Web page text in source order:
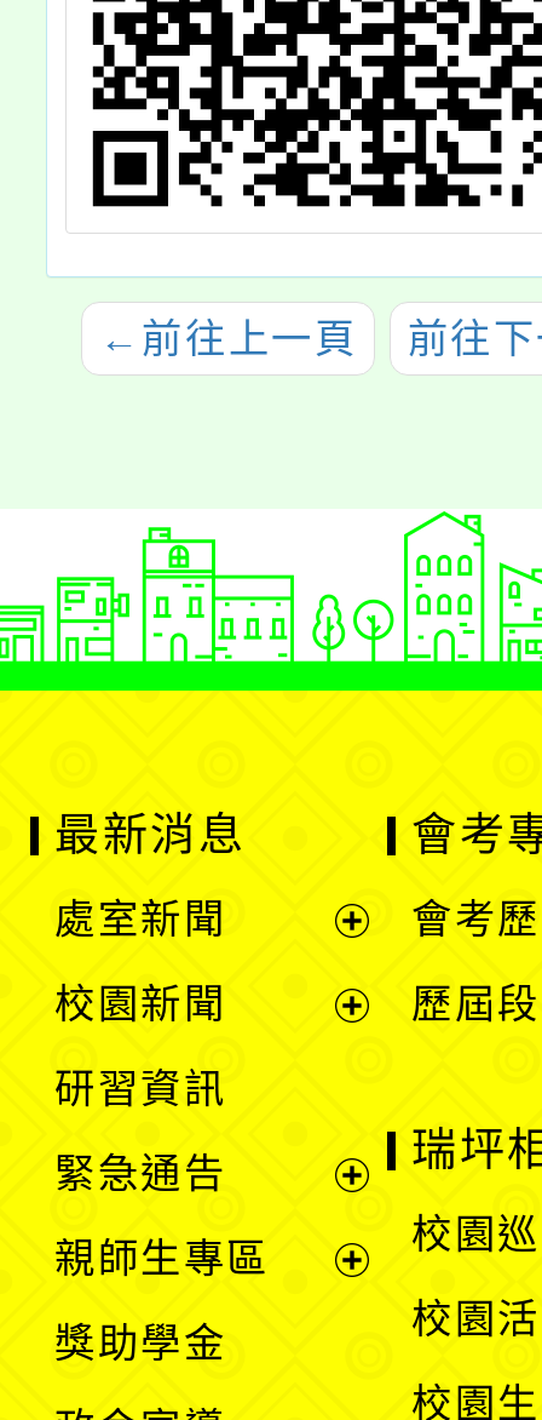
← 前往上一頁 前往
最新消息
處室新聞
單
校園新聞
選
單
研習資訊
緊急通告
親師生專區
獎助學金
會考
會考
歷屆
瑞坪
校園
校園
校園